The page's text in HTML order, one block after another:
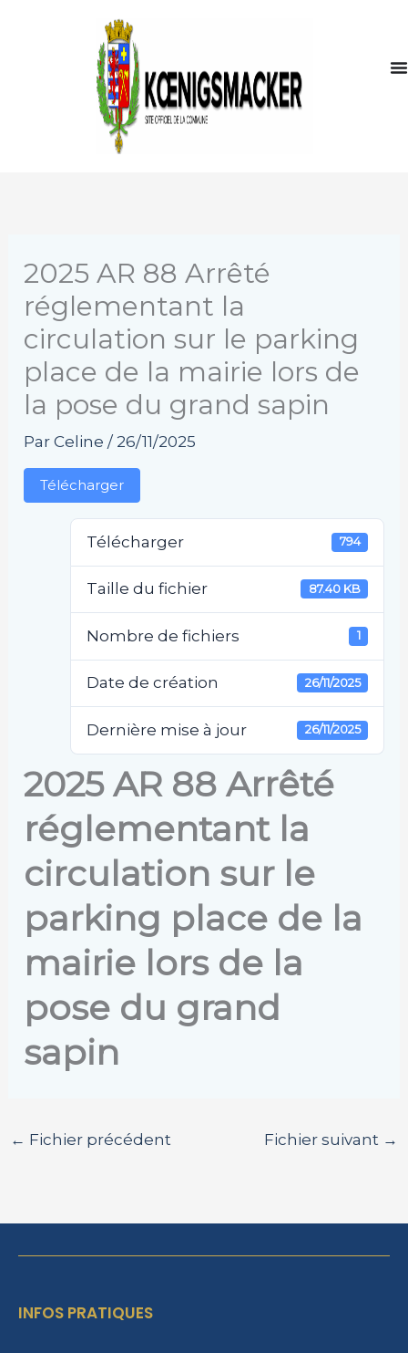
2025 AR 88 Arrêté
réglementant la
circulation sur le parking
place de la mairie lors de
la pose du grand sapin
ParCeline/ 26/11/2025
Télécharger
Télécharger 794
Taille du fichier 87.40 KB
Nombre de fichiers 1
Date de création 26/11/2025
Dernière mise à jour 26/11/2025
2025 AR 88 Arrêté
réglementant la
circulation sur le
parking place de la
mairie lors de la
pose du grand
sapin
← Fichier précédent Fichier suivant →
INFOS PRATIQUES